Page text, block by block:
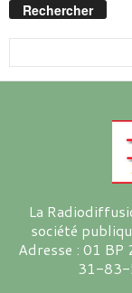
Rechercher
La
société
Adresse : 01
31-83-